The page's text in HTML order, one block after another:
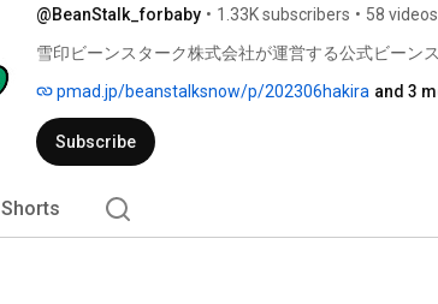
@BeanStalk_forbaby • 1.33K subscribers • 58 videos
雪印ビーンスターク株式会社が運営する公式ビーン
pmad.jp/beanstalksnow/p/202306hakira and 3
Subscribe
Shorts